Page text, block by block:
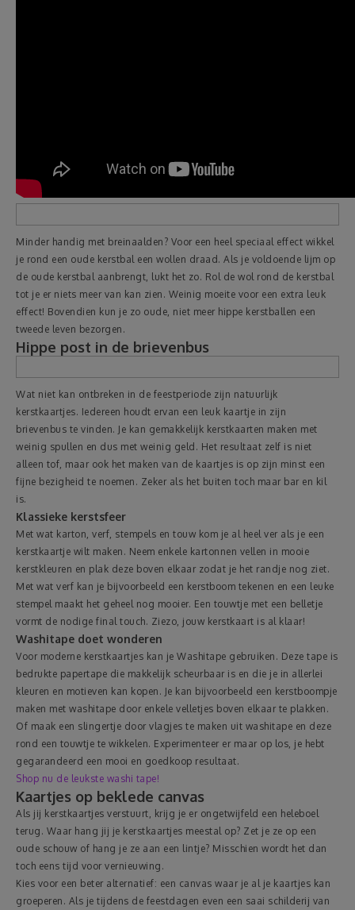
Minder handig met breinaalden? Voor een heel speciaal effect wikkel
je rond een oude kerstbal een wollen draad. Als je voldoende lijm op
de oude kerstbal aanbrengt, lukt het zo. Rol de wol rond de kerstbal
tot je er niets meer van kan zien. Weinig moeite voor een extra leuk
effect! Bovendien kun je zo oude, niet meer hippe kerstballen een
tweede leven bezorgen.
Hippe post in de brievenbus
Wat niet kan ontbreken in de feestperiode zijn natuurlijk
kerstkaartjes. Iedereen houdt ervan een leuk kaartje in zijn
brievenbus te vinden. Je kan gemakkelijk kerstkaarten maken met
weinig spullen en dus met weinig geld. Het resultaat zelf is niet
alleen tof, maar ook het maken van de kaartjes is op zijn minst een
fijne bezigheid te noemen. Zeker als het buiten toch maar bar en kil
is.
Klassieke kerstsfeer
Met wat karton, verf, stempels en touw kom je al heel ver als je een
kerstkaartje wilt maken. Neem enkele kartonnen vellen in mooie
kerstkleuren en plak deze boven elkaar zodat je het randje nog ziet.
Met wat verf kan je bijvoorbeeld een kerstboom tekenen en een leuke
stempel maakt het geheel nog mooier. Een touwtje met een belletje
vormt de nodige final touch. Ziezo, jouw kerstkaart is al klaar!
Washitape doet wonderen
Voor moderne kerstkaartjes kan je Washitape gebruiken. Deze tape is
bedrukte papertape die makkelijk scheurbaar is en die je in allerlei
kleuren en motieven kan kopen. Je kan bijvoorbeeld een kerstboompje
maken met washitape door enkele velletjes boven elkaar te plakken.
Of maak een slingertje door vlagjes te maken uit washitape en deze
rond een touwtje te wikkelen. Experimenteer er maar op los, je hebt
gegarandeerd een mooi en goedkoop resultaat.
Shop nu de leukste washi tape!
Kaartjes op beklede canvas
Als jij kerstkaartjes verstuurt, krijg je er ongetwijfeld een heleboel
terug. Waar hang jij je kerstkaartjes meestal op? Zet je ze op een
oude schouw of hang je ze aan een lintje? Misschien wordt het dan
toch eens tijd voor vernieuwing.
Kies voor een beter alternatief: een canvas waar je al je kaartjes kan
groeperen. Als je tijdens de feestdagen even een saai schilderij van